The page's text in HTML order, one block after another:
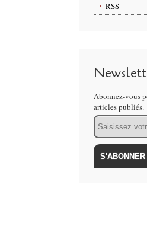
RSS
Abonnez-vous
articles publiés.
Email